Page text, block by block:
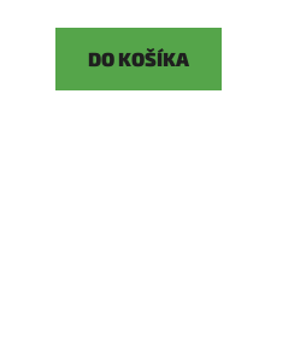
DO KOŠÍKA